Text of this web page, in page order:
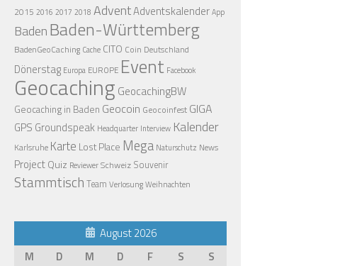
2015 2016 2017 2018 AdventAdventskalenderApp
BadenBaden-Württemberg
BadenGeoCaching Cache CITO Coin Deutschland
Dönerstag Europa EUROPE Event Facebook
Geocaching GeocachingBW
Geocaching in Baden Geocoin Geocoinfest GIGA
GPS Groundspeak Headquarter Interview Kalender
Karlsruhe Karte Lost Place Mega Naturschutz News
ProjectQuiz ReviewerSchweiz Souvenir
Stammtisch Team VerlosungWeihnachten
August 2026
M
D M D F S
S